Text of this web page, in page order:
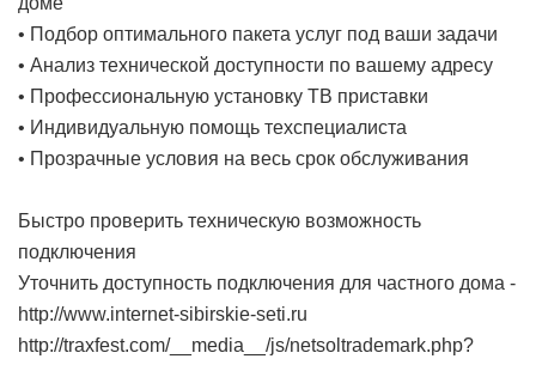
• Подбор оптимального пакета услуг под ваши задачи
• Анализ технической доступности по вашему адресу
• Профессиональную установку ТВ приставки
• Индивидуальную помощь техспециалиста
• Прозрачные условия на весь срок обслуживания
Быстро проверить техническую возможность
подключения
Уточнить доступность подключения для частного дома -
http://www.internet-sibirskie-seti.ru
http://traxfest.com/__media__/js/netsoltrademark.php?